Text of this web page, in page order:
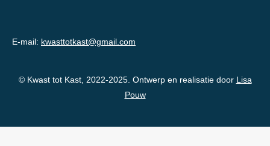
E-mail: kwasttotkast@gmail.com
© Kwast tot Kast, 2022-2025. Ontwerp en realisatie door Lisa
Pouw